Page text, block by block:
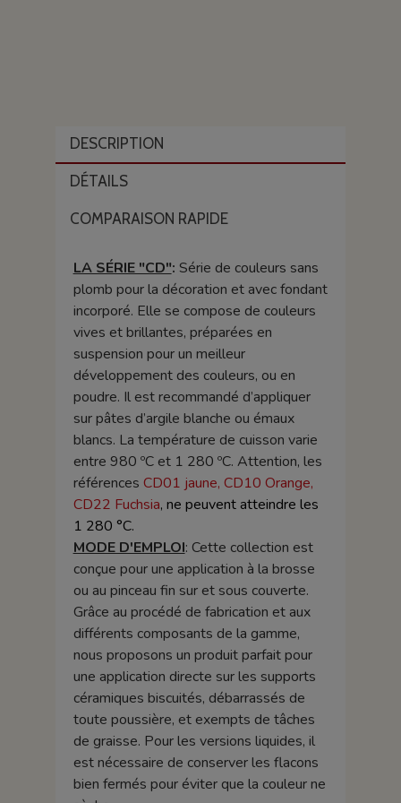
DESCRIPTION
DÉTAILS
COMPARAISON RAPIDE
LA SÉRIE "CD": Série de couleurs sans
plomb pour la décoration et avec fondant
incorporé. Elle se compose de couleurs
vives et brillantes, préparées en
suspension pour un meilleur
développement des couleurs, ou en
poudre. Il est recommandé d’appliquer
sur pâtes d’argile blanche ou émaux
blancs. La température de cuisson varie
entre 980 ºC et 1 280 ºC. Attention, les
références CD01 jaune, CD10 Orange,
CD22 Fuchsia, ne peuvent atteindre les
1 280 °C.
MODE D'EMPLOI: Cette collection est
conçue pour une application à la brosse
ou au pinceau fin sur et sous couverte.
Grâce au procédé de fabrication et aux
différents composants de la gamme,
nous proposons un produit parfait pour
une application directe sur les supports
céramiques biscuités, débarrassés de
toute poussière, et exempts de tâches
de graisse. Pour les versions liquides, il
est nécessaire de conserver les flacons
bien fermés pour éviter que la couleur ne